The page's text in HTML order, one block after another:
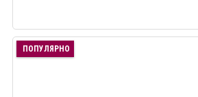
ПОПУЛЯРНО